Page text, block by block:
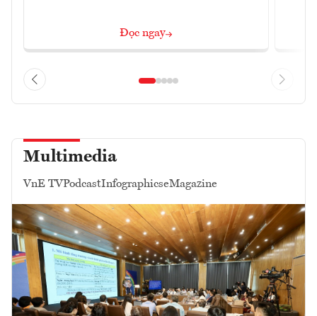
Đọc ngay
Multimedia
VnE TVPodcastInfographicseMagazine